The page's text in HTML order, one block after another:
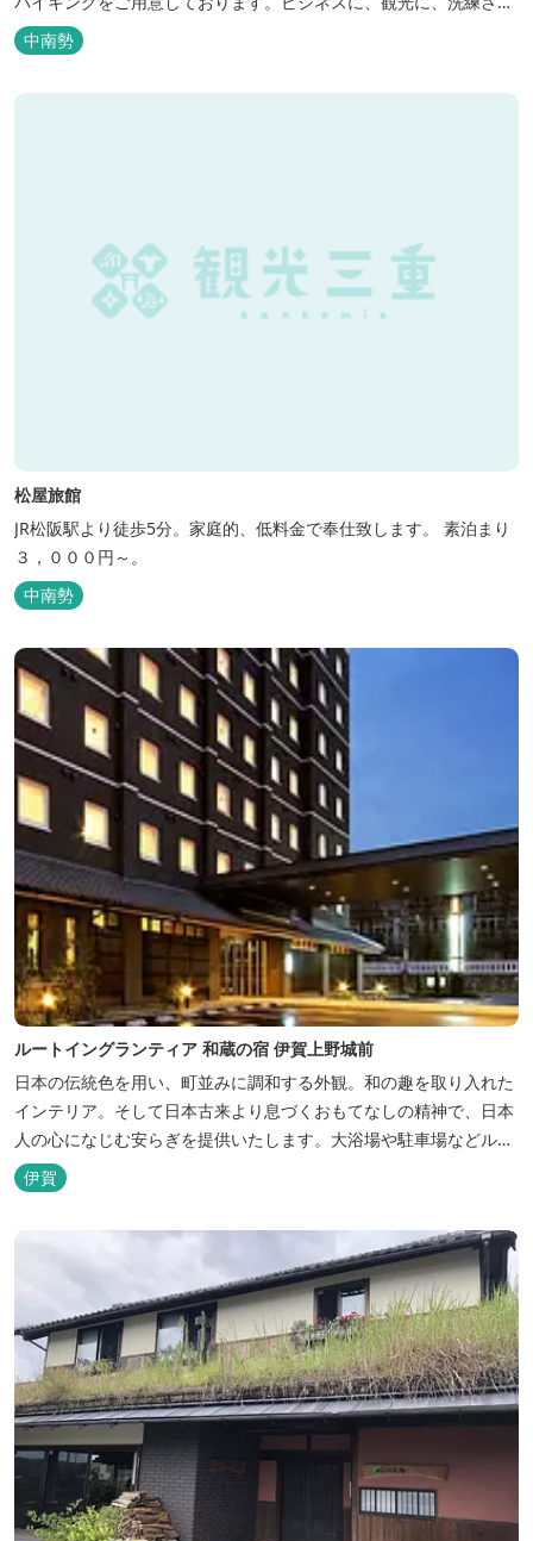
た空間の中で上質なひとときをお過ごしください。
中南勢
松屋旅館
JR松阪駅より徒歩5分。家庭的、低料金で奉仕致します。 素泊まり
３，０００円～。
中南勢
ルートイングランティア 和蔵の宿 伊賀上野城前
日本の伝統色を用い、町並みに調和する外観。和の趣を取り入れた
インテリア。そして日本古来より息づくおもてなしの精神で、日本
人の心になじむ安らぎを提供いたします。大浴場や駐車場などルー
トインホテルズの機能性や利便性はそのままに、穏やかな和のニュ
アンスを湛えた空間は、ビジネスにも観光にも、幅広くお役立てい
ただけるホテルです。
伊賀